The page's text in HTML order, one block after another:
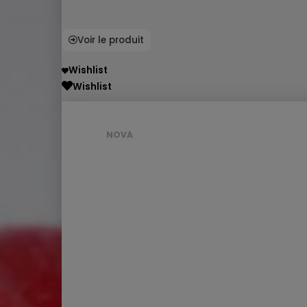
Voir le produit
Wishlist
Wishlist
NOVA